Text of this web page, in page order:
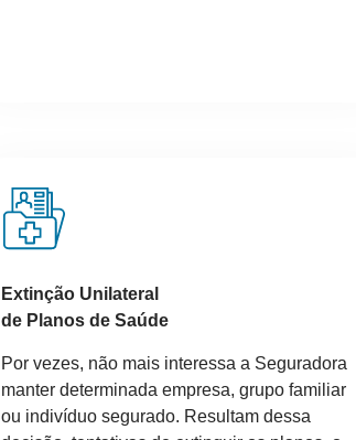
Extinção Unilateral
de Planos de Saúde
Por vezes, não mais interessa a Seguradora
manter determinada empresa, grupo familiar
ou indivíduo segurado. Resultam dessa